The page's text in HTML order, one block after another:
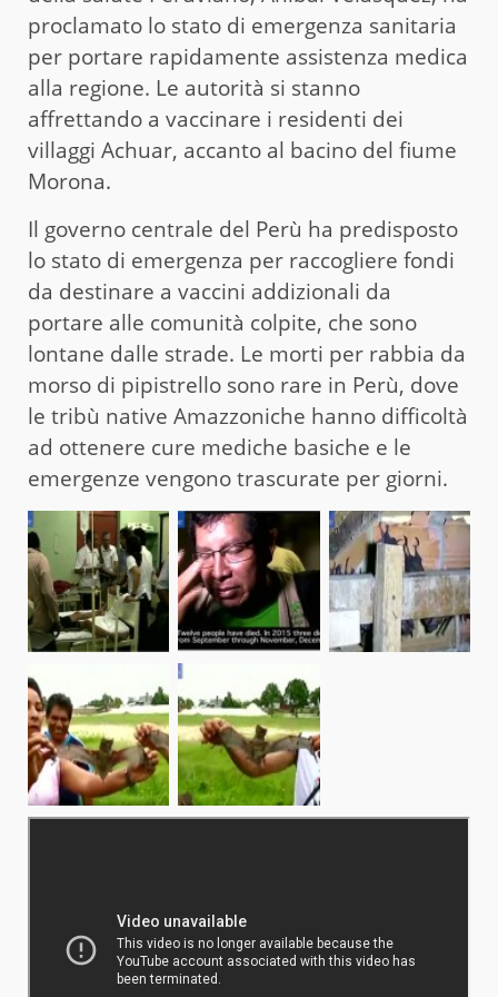
proclamato lo stato di emergenza sanitaria
per portare rapidamente assistenza medica
alla regione. Le autorità si stanno
affrettando a vaccinare i residenti dei
villaggi Achuar, accanto al bacino del fiume
Morona.
Il governo centrale del Perù ha predisposto
lo stato di emergenza per raccogliere fondi
da destinare a vaccini addizionali da
portare alle comunità colpite, che sono
lontane dalle strade. Le morti per rabbia da
morso di pipistrello sono rare in Perù, dove
le tribù native Amazzoniche hanno difficoltà
ad ottenere cure mediche basiche e le
emergenze vengono trascurate per giorni.